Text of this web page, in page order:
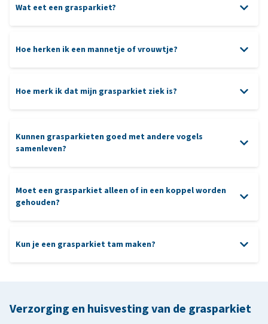
Wat eet een grasparkiet?
Verse groenten (zoals andijvie, wortel, spinazie, paprika of
Grit of een mineralenblok voor de spijsvertering en
mineralenbalans
Hoe herken ik een mannetje of vrouwtje?
Hoe merk ik dat mijn grasparkiet ziek is?
Kunnen grasparkieten goed met andere vogels
samenleven?
Moet een grasparkiet alleen of in een koppel worden
gehouden?
Kun je een grasparkiet tam maken?
Verzorging en huisvesting van de grasparkiet